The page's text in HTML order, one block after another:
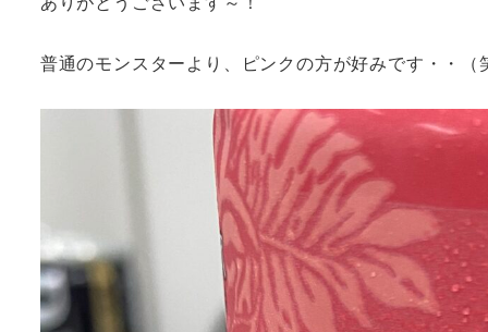
普通のモンスターより、ピンクの方が好みです・・（